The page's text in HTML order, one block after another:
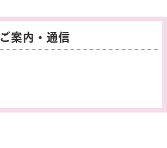
ご案内・通信